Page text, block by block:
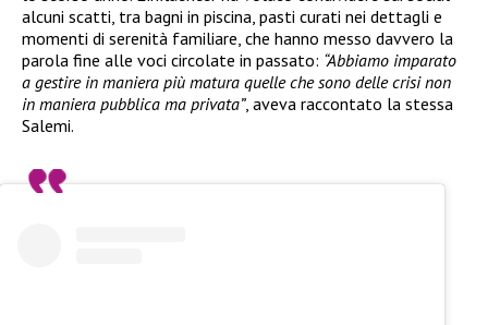
alcuni scatti, tra bagni in piscina, pasti curati nei dettagli e
momenti di serenità familiare, che hanno messo davvero la
parola fine alle voci circolate in passato: “Abbiamo imparato
a gestire in maniera più matura quelle che sono delle crisi non
in maniera pubblica ma privata”, aveva raccontato la stessa
Salemi.